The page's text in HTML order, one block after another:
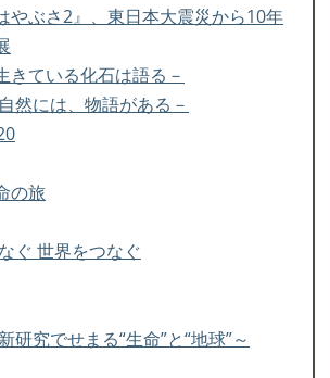
やぶさ2』、東日本大震災から10年
きている化石は語る－
然には、物語がある－
の旅
ぐ 世界をつなぐ
研究でせまる“生命”と“地球”～